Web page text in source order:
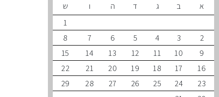
ב ד ה ו
ש
3
5
6
7
8
10
11
12
13
14
15
17
18
19
20
21
22
24
25
26
27
28
29